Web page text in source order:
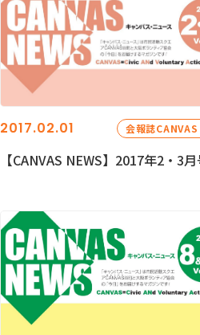
2017.02.01 会報誌CANVAS
【CANVAS NEWS】2017年2・3